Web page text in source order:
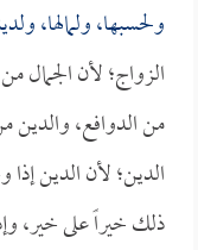
ولحسبها، ولمالها،
الزواج؛ لأن الجمال
من الدوافع، والدين
الدين؛ لأن الدين
ذلك خيراً على خير،